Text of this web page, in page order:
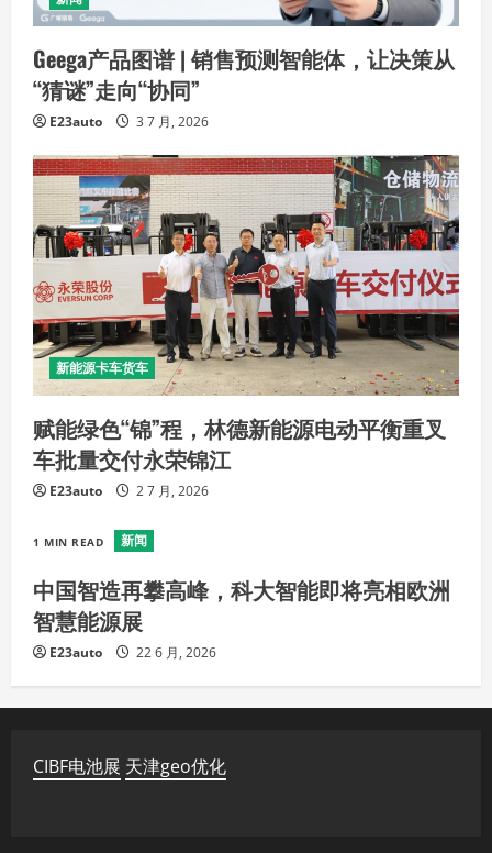
Geega产品图谱 | 销售预测智能体，让决策从
“猜谜”走向“协同”
E23auto 3 7 月, 2026
新能源卡车货车
赋能绿色“锦”程，林德新能源电动平衡重叉
车批量交付永荣锦江
E23auto 2 7 月, 2026
1 MIN READ 新闻
中国智造再攀高峰，科大智能即将亮相欧洲
智慧能源展
E23auto 22 6 月, 2026
CIBF电池展 天津geo优化